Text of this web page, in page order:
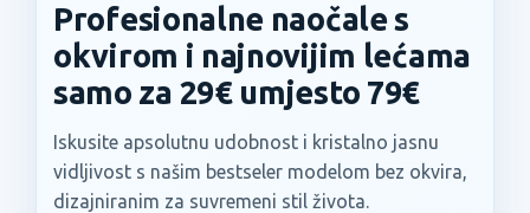
Profesionalne naočale s
okvirom i najnovijim lećama
samo za 29€ umjesto 79€
Iskusite apsolutnu udobnost i kristalno jasnu
vidljivost s našim bestseler modelom bez okvira,
dizajniranim za suvremeni stil života.